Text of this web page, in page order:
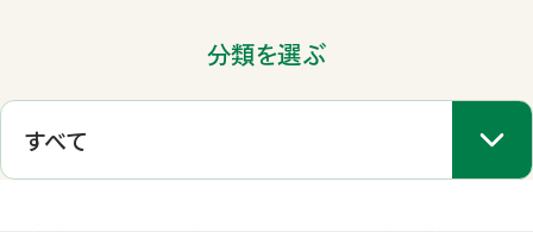
店舗一覧
分類を選ぶ